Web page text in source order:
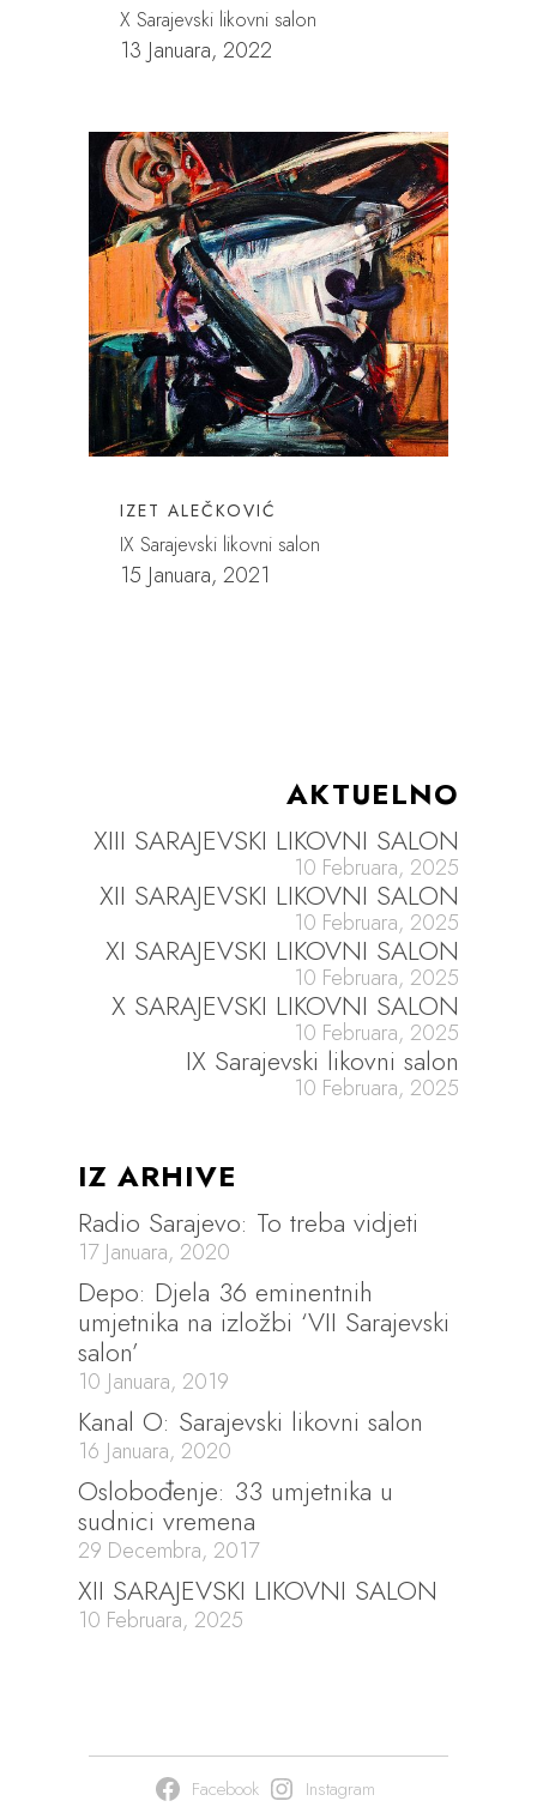
X Sarajevski likovni salon
13 Januara, 2022
IZET ALEČKOVIĆ
IX Sarajevski likovni salon
15 Januara, 2021
AKTUELNO
XIII SARAJEVSKI LIKOVNI SALON
10 Februara, 2025
XII SARAJEVSKI LIKOVNI SALON
10 Februara, 2025
XI SARAJEVSKI LIKOVNI SALON
10 Februara, 2025
X SARAJEVSKI LIKOVNI SALON
10 Februara, 2025
IX Sarajevski likovni salon
10 Februara, 2025
IZ ARHIVE
Radio Sarajevo: To treba vidjeti
17 Januara, 2020
Depo: Djela 36 eminentnih
umjetnika na izložbi ‘VII Sarajevski
salon’
10 Januara, 2019
Kanal O: Sarajevski likovni salon
16 Januara, 2020
Oslobođenje: 33 umjetnika u
sudnici vremena
29 Decembra, 2017
XII SARAJEVSKI LIKOVNI SALON
10 Februara, 2025
Facebook Instagram